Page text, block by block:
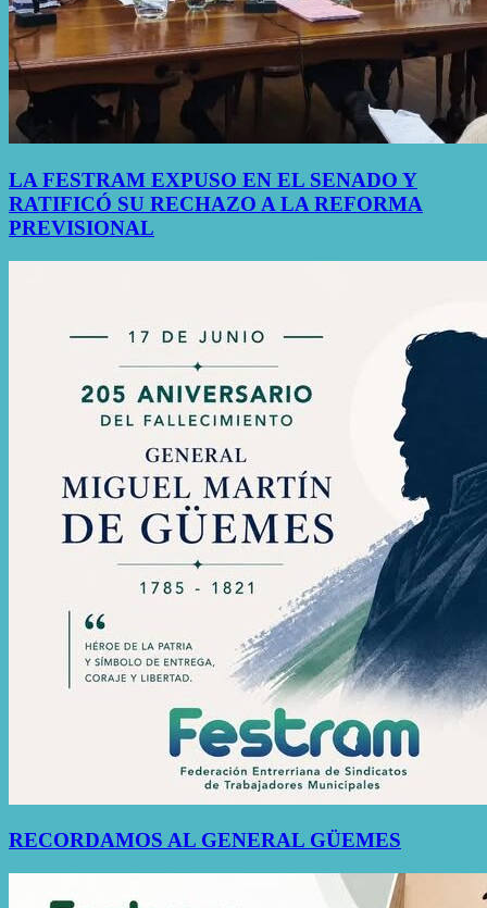
LA FESTRAM EXPUSO EN EL SENADO Y
RATIFICÓ SU RECHAZO A LA REFORMA
PREVISIONAL
RECORDAMOS AL GENERAL GÜEMES